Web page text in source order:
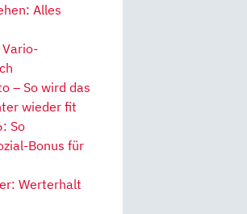
Alles
Vario-
– So wird das
wieder fit
So
Bonus für
Werterhalt